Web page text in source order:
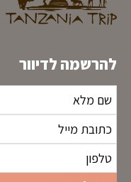
להרשמה לדיוור